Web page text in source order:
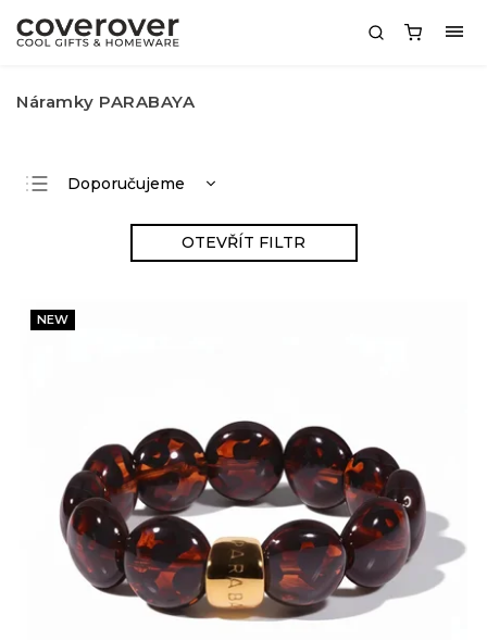
Náramky PARABAYA
Doporučujeme
Abecedně
OTEVŘÍT FILTR
NEW